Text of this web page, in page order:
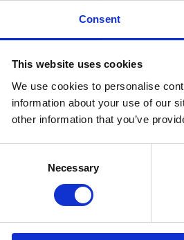
Consent
This website uses cookies
We use cookies to personalise
information about your use of our
other information that you’ve
Necessary